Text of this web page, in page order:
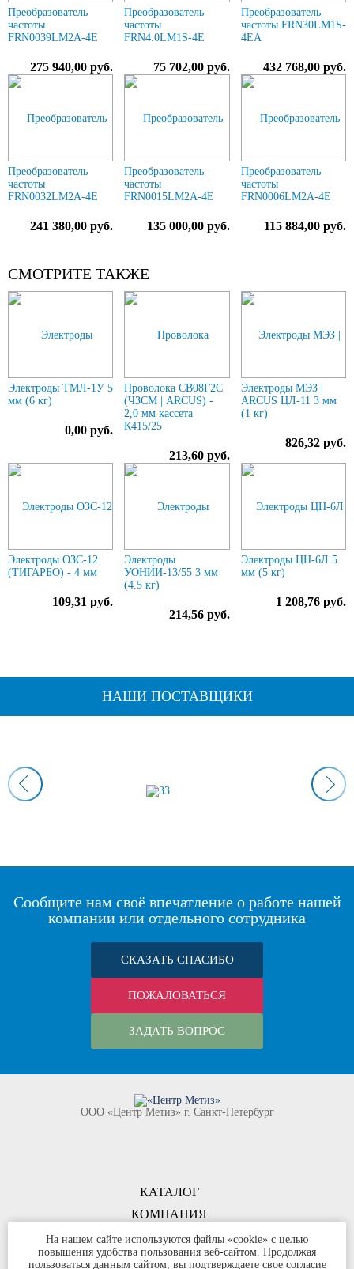
Преобразователь
частоты
FRN0039LM2A-4E
275 940,00 руб.
Преобразователь
частоты
FRN4.0LM1S-4E
75 702,00 руб.
Преобразователь
частоты FRN30LM1S-
4EA
432 768,00 руб.
Преобразователь
частоты
FRN0032LM2A-4E
241 380,00 руб.
Преобразователь
частоты
FRN0015LM2A-4E
135 000,00 руб.
Преобразователь
частоты
FRN0006LM2A-4E
115 884,00 руб.
СМОТРИТЕ ТАКЖЕ
Электроды ТМЛ-1У 5
мм (6 кг)
0,00 руб.
Проволока СВ08Г2С
(ЧЗСМ | ARCUS) -
2,0 мм кассета
К415/25
213,60 руб.
Электроды МЭЗ |
ARCUS ЦЛ-11 3 мм
(1 кг)
826,32 руб.
Электроды ОЗС-12
(ТИГАРБО) - 4 мм
109,31 руб.
Электроды
УОНИИ-13/55 3 мм
(4.5 кг)
214,56 руб.
Электроды ЦН-6Л 5
мм (5 кг)
1 208,76 руб.
НАШИ ПОСТАВЩИКИ
Сообщите нам своё впечатление о работе нашей
компании или отдельного сотрудника
СКАЗАТЬ СПАСИБО
ПОЖАЛОВАТЬСЯ
ЗАДАТЬ ВОПРОС
КОМПАНИЯ
ООО «Центр Метиз» г. Санкт-Петербург
КАТАЛОГ
КОНТАКТЫ
©ООО «Центр Метиз» 2000-2026
На нашем сайте используются файлы «cookie» с целью
повышения удобства пользования веб-сайтом. Продолжая
пользоваться данным сайтом, вы подтверждаете свое согласие